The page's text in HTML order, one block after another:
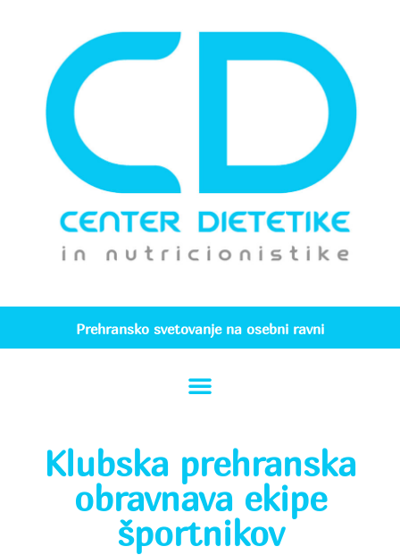
Prehransko svetovanje na osebni ravni
Klubska prehranska
obravnava ekipe
športnikov